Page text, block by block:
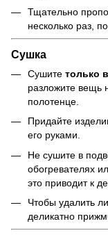
Тщательно
несколько раз,
Сушка
Сушите только
разложите вещь
полотенце.
Придайте
его руками.
Не сушите в
обогревателях
это приводит к
Чтобы удалить
деликатно